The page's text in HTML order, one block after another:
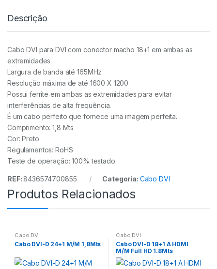
Ferrite
Descrição
Cabo DVI para DVI com conector macho 18+1 em ambas as
extremidades
Largura de banda até 165MHz
Resolução máxima de até 1600 X 1200
Possui ferrite em ambas as extremidades para evitar
interferências de alta frequência.
É um cabo perfeito que fornece uma imagem perfeita.
Comprimento: 1,8 Mts
Cor: Preto
Regulamentos: RoHS
Teste de operação: 100% testado
REF:8436574700855 Categoria: Cabo DVI
Produtos Relacionados
Cabo DVI
Cabo DVI-D 24+1 M/M 1,8Mts
Cabo DVI
Cabo DVI-D 18+1 A HDMI
M/M Full HD 1.8Mts